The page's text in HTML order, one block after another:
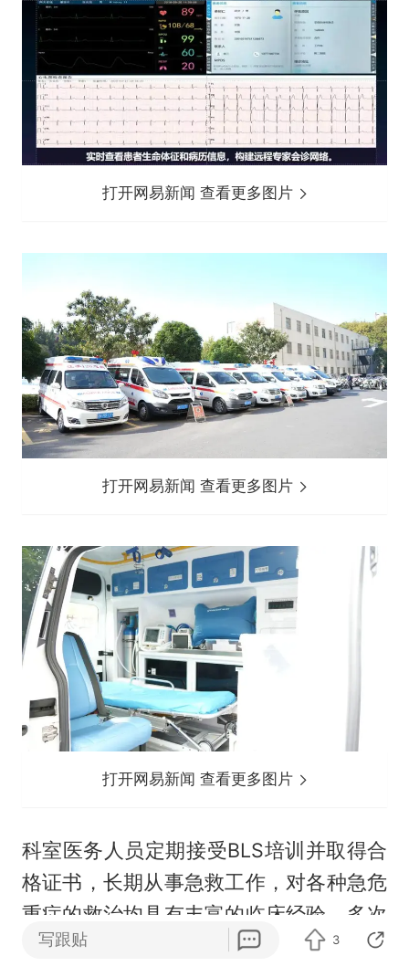
打开网易新闻 查看更多图片
打开网易新闻 查看更多图片
打开网易新闻 查看更多图片
科室医务人员定期接受BLS培训并取得合
格证书，长期从事急救工作，对各种急危
重症的救治均具有丰富的临床经验，多次
圆满完成县域内突发公共卫生事件救治任
写跟贴 3